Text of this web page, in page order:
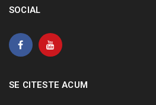
SOCIAL
SE CITESTE ACUM